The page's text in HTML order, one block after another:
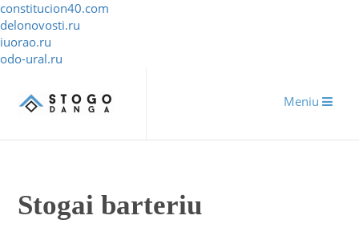
constitucion40.com
delonovosti.ru
iuorao.ru
odo-ural.ru
Meniu
Stogai barteriu